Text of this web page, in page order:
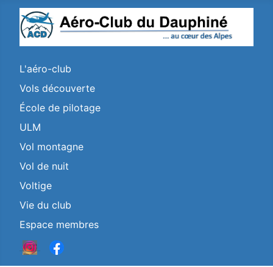
L'aéro-club
Vols découverte
École de pilotage
ULM
Vol montagne
Vol de nuit
Voltige
Vie du club
Espace membres